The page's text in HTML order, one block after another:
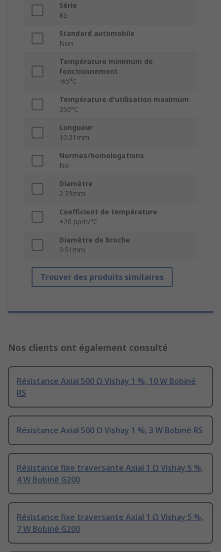
Série
RS
Standard automobile
Non
Température minimum de
fonctionnement
-65°C
Température d'utilisation maximum
350°C
Longueur
10.31mm
Normes/homologations
No
Diamètre
2.39mm
Coefficient de température
±20 ppm/°C
Diamètre de broche
0.51mm
Trouver des produits similaires
Nos clients ont également consulté
Résistance Axial 500 Ω Vishay 1 %, 10 W Bobiné
RS
Résistance Axial 500 Ω Vishay 1 %, 3 W Bobiné RS
Résistance fixe traversante Axial 1 Ω Vishay 5 %,
4 W Bobiné G200
Résistance fixe traversante Axial 1 Ω Vishay 5 %,
7 W Bobiné G200